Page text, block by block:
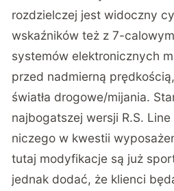
rozdzielczej jest widoczny
wskaźników też z 7-
systemów elektronicznych
przed nadmierną
światła drogowe/mijania.
najbogatszej wersji R.S.
niczego w kwestii
tutaj modyfikacje są już
jednak dodać, że klienci